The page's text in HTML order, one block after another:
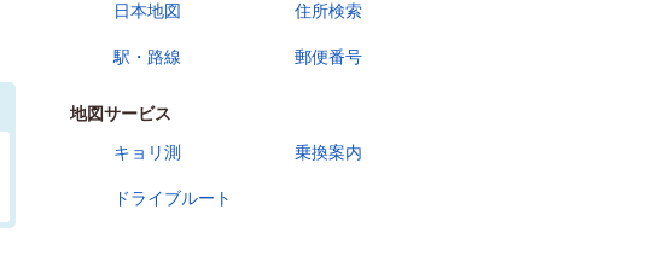
日本地図 住所検索
駅・路線 郵便番号
地図サービス
キョリ測
乗換案内
ドライブルート